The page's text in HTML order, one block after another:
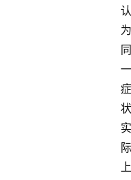
认
为
同
一
症
状
实
际
上